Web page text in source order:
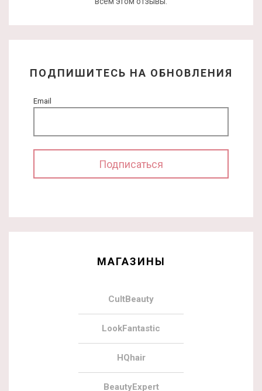
ПОДПИШИТЕСЬ НА ОБНОВЛЕНИЯ
Email
МАГАЗИНЫ
CultBeauty
LookFantastic
HQhair
BeautyExpert